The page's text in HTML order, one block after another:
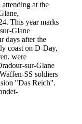
at the
This year marks
Glane
days after the
coast on D-Day,
were
sur-Glane
SS soldiers
"Das Reich".